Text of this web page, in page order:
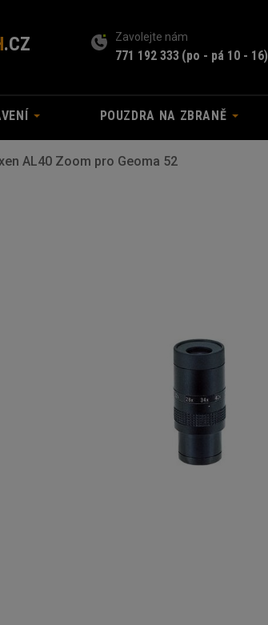
.CZ Zavolejte nám
771 192 333 (po - pá 10 - 16)
POUZDRA NA ZBRANĚ
AL40 Zoom pro Geoma 52